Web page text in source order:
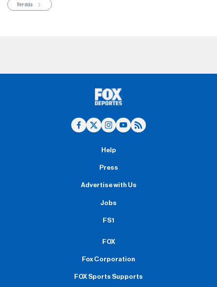
Ver más
Help
Press
Advertise with Us
Jobs
FS1
FOX
Fox Corporation
FOX Sports Supports